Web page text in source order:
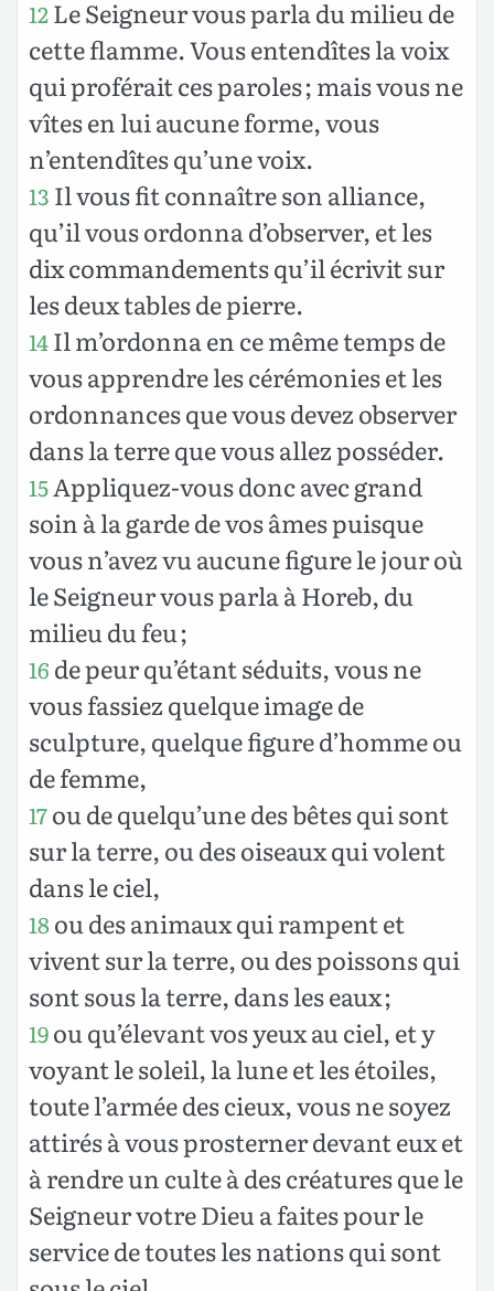
12Le Seigneur vous parla du milieu de
cette flamme. Vous entendîtes la voix
qui proférait ces paroles ; mais vous ne
vîtes en lui aucune forme, vous
n’entendîtes qu’une voix.
13 Il vous fit connaître son alliance,
qu’il vous ordonna d’observer, et les
dix commandements qu’il écrivit sur
les deux tables de pierre.
14Il m’ordonna en ce même temps de
vous apprendre les cérémonies et les
ordonnances que vous devez observer
dans la terre que vous allez posséder.
15Appliquez-vous donc avec grand
soin à la garde de vos âmes puisque
vous n’avez vu aucune figure le jour où
le Seigneur vous parla à Horeb, du
milieu du feu ;
16 de peur qu’étant séduits, vous ne
vous fassiez quelque image de
sculpture, quelque figure d’homme ou
de femme,
17ou de quelqu’une des bêtes qui sont
sur la terre, ou des oiseaux qui volent
dans le ciel,
18ou des animaux qui rampent et
vivent sur la terre, ou des poissons qui
sont sous la terre, dans les eaux ;
19ou qu’élevant vos yeux au ciel, et y
voyant le soleil, la lune et les étoiles,
toute l’armée des cieux, vous ne soyez
attirés à vous prosterner devant eux et
à rendre un culte à des créatures que le
Seigneur votre Dieu a faites pour le
service de toutes les nations qui sont